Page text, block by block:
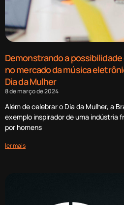
Demonstrando a
no mercado da música
Dia da Mulher
8 de março de 2024
Além de celebrar o Dia da Mulher, a
exemplo inspirador de uma indústria
por homens
ler mais